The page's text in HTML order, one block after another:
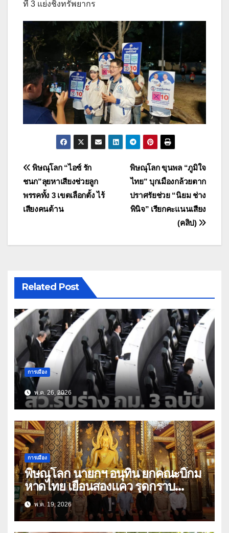
ที่ 3 แย่งชิงทรัพยากร
แนะแนว
เรื่อง
พิษณุโลก ขุนพล “ภูมิใจ
ไทย” บุกเมืองกล้วยตาก
ปราศรัยช่วย “นิยม ช่าง
พินิจ” เรียกคะแนนเสียง
(คลิป)
พิษณุโลก “ไอซ์ รัก
ชนก”ลุยหาเสียงช่วยลูก
พรรคทั้ง 3 เขตเลือกตั้ง ไร้
เสียงคนต้าน
Related Post
การเมือง
พ.ค. 26, 2026
การเมือง
พิษณุโลก นายกฯ อนุทิน ยกคณะบิ๊กม
หาดไทย เยือนสองแคว รุดกราบ
พระพุทธชินราช ก่อนมีภารกิจร่วมฟัง
พระสวดอธิธรรม บิดา สส.พรรคภูมิใจ
ไทย เขต 3
พ.ค. 19, 2026